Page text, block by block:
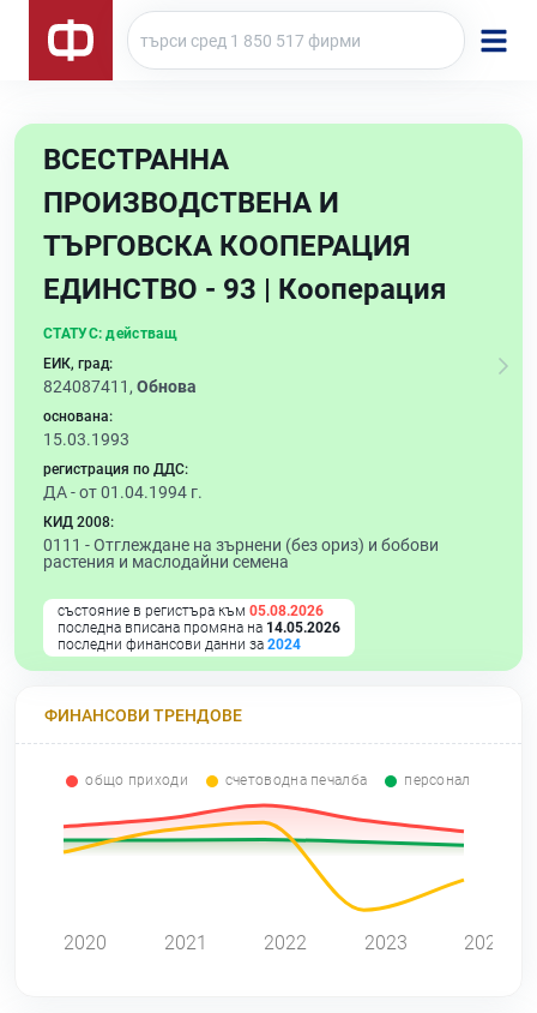
ВСЕСТРАННА
ПРОИЗВОДСТВЕНА И
ТЪРГОВСКА КООПЕРАЦИЯ
ЕДИНСТВО - 93 | Кооперация
СТАТУС: действащ
ЕИК, град:
824087411, Обнова
основана:
15.03.1993
регистрация по ДДС:
ДА - от 01.04.1994 г.
КИД 2008:
0111 -Отглеждане на зърнени (без ориз) и бобови
растения и маслодайни семена
състояние в регистъра към 05.08.2026
последна вписана промяна на 14.05.2026
последни финансови данни за 2024
ФИНАНСОВИ ТРЕНДОВЕ
общо приходи счетоводна печалба персонал
2020 2021 2022 2023 2024